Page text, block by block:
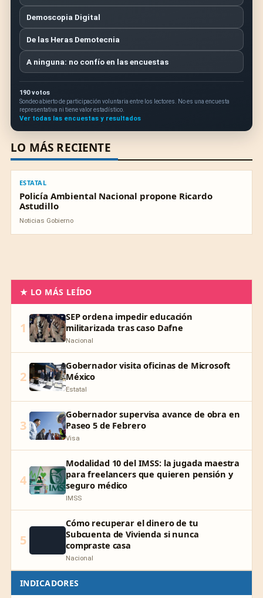
Demoscopia Digital
De las Heras Demotecnia
A ninguna: no confío en las encuestas
190 votos
Sondeo abierto de participación voluntaria entre los lectores. No es una encuesta
representativa ni tiene valor estadístico.
Ver todas las encuestas y resultados
LO MÁS RECIENTE
ESTATAL
Policía Ambiental Nacional propone Ricardo
Astudillo
Noticias Gobierno
★ LO MÁS LEÍDO
1
SEP ordena impedir educación
militarizada tras caso Dafne
Nacional
2
Gobernador visita oficinas de Microsoft
México
Estatal
3
Gobernador supervisa avance de obra en
Paseo 5 de Febrero
Visa
4
Modalidad 10 del IMSS: la jugada maestra
para freelancers que quieren pensión y
seguro médico
IMSS
5
Cómo recuperar el dinero de tu
Subcuenta de Vivienda si nunca
compraste casa
Nacional
INDICADORES